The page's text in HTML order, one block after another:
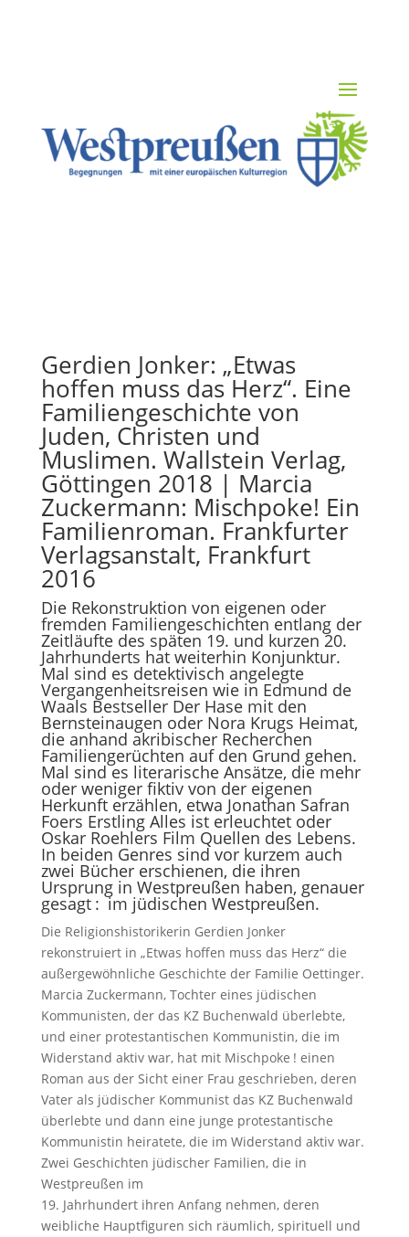
Gerdien Jonker: „Etwas
hoffen muss das Herz“. Eine
Familiengeschichte von
Juden, Christen und
Muslimen. Wallstein Verlag,
Göttingen 2018 | ​Marcia
Zuckermann: Mischpoke! Ein
Familienroman. Frankfurter
Verlagsanstalt, Frankfurt
2016
Die Rekonstruktion von eigenen oder
fremden Familiengeschichten entlang der
Zeitläufte des späten 19. und kurzen 20.
Jahrhunderts hat weiterhin Konjunktur.
Mal sind es detektivisch angelegte
Vergangenheitsreisen wie in Edmund de
Waals Bestseller Der Hase mit den
Bernsteinaugen oder Nora Krugs Heimat,
die anhand akribischer Recherchen
Familiengerüchten auf den Grund gehen.
Mal sind es literarische Ansätze, die mehr
oder weniger fiktiv von der eigenen
Herkunft erzählen, etwa Jonathan Safran
Foers Erstling Alles ist erleuchtet oder
Oskar Roehlers Film Quellen des Lebens.
In beiden Genres sind vor kurzem auch
zwei Bücher erschienen, die ihren
Ursprung in Westpreußen haben, genauer
gesagt : im jüdischen Westpreußen.
Die Religionshistorikerin Gerdien Jonker
rekonstruiert in „Etwas hoffen muss das Herz“ die
außergewöhnliche Geschichte der Familie Oettinger.
Marcia Zuckermann, Tochter eines jüdischen
Kommunisten, der das KZ Buchenwald überlebte,
und einer protestantischen Kommunistin, die im
Widerstand aktiv war, hat mit Mischpoke ! einen
Roman aus der Sicht einer Frau geschrieben, deren
Vater als jüdischer Kommunist das KZ Buchenwald
überlebte und dann eine junge protestantische
Kommunistin heiratete, die im Widerstand aktiv war.
Zwei Geschichten jüdischer Familien, die in
Westpreußen im
19. Jahrhundert ihren Anfang nehmen, deren
weibliche Hauptfiguren sich räumlich, spirituell und